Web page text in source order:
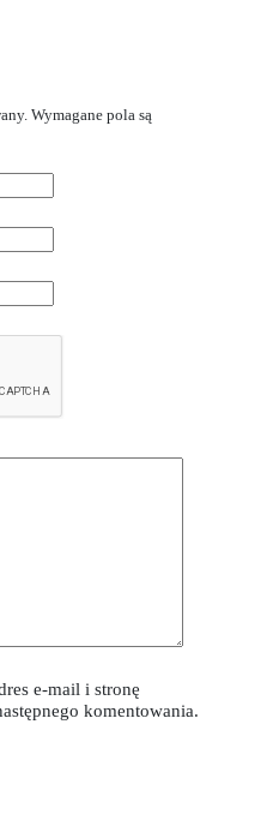
Wymagane pola są
e-mail i stronę
komentowania.